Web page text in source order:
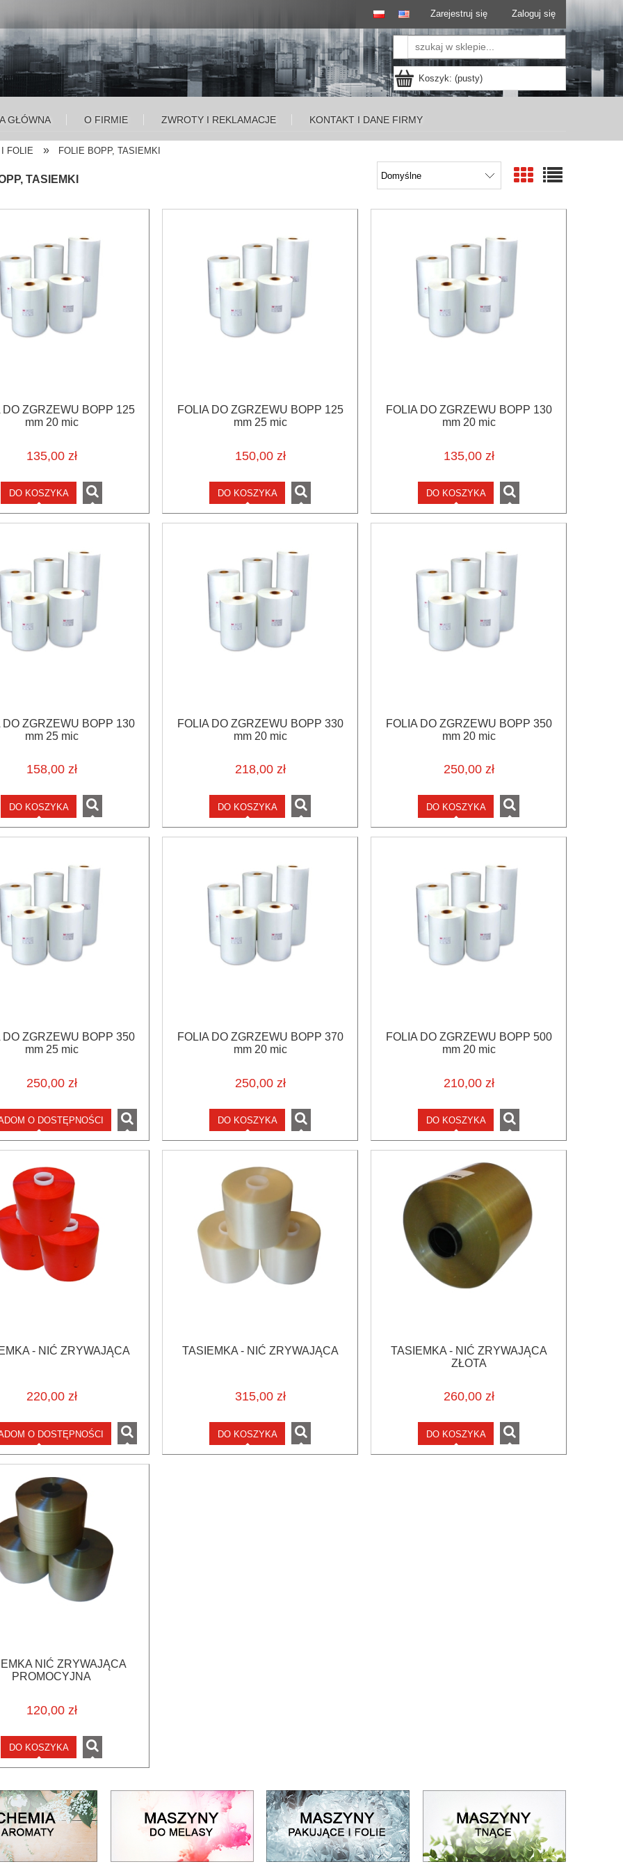
Zarejestruj się Zaloguj się
Koszyk: (pusty)
GŁÓWNA O FIRMIE ZWROTY I REKLAMACJE KONTAKT I DANE FIRMY
FOLIE » FOLIE BOPP, TASIEMKI
TASIEMKI
DO ZGRZEWU BOPP 125
mm 20 mic
135,00 zł
DO KOSZYKA
FOLIA DO ZGRZEWU BOPP 125
mm 25 mic
150,00 zł
DO KOSZYKA
FOLIA DO ZGRZEWU BOPP 130
mm 20 mic
135,00 zł
DO KOSZYKA
DO ZGRZEWU BOPP 130
mm 25 mic
158,00 zł
DO KOSZYKA
FOLIA DO ZGRZEWU BOPP 330
mm 20 mic
218,00 zł
DO KOSZYKA
FOLIA DO ZGRZEWU BOPP 350
mm 20 mic
250,00 zł
DO KOSZYKA
DO ZGRZEWU BOPP 350
mm 25 mic
250,00 zł
O DOSTĘPNOŚCI
FOLIA DO ZGRZEWU BOPP 370
mm 20 mic
250,00 zł
DO KOSZYKA
FOLIA DO ZGRZEWU BOPP 500
mm 20 mic
210,00 zł
DO KOSZYKA
- NIĆ ZRYWAJĄCA
220,00 zł
O DOSTĘPNOŚCI
TASIEMKA - NIĆ ZRYWAJĄCA
315,00 zł
DO KOSZYKA
TASIEMKA - NIĆ ZRYWAJĄCA
ZŁOTA
260,00 zł
DO KOSZYKA
NIĆ ZRYWAJĄCA
PROMOCYJNA
120,00 zł
DO KOSZYKA